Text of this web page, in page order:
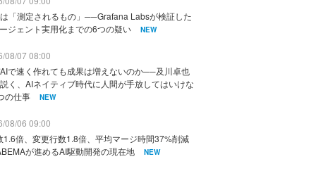
「測定されるもの」──Grafana Labsが検証した
ジェント実用化までの6つの疑い
NEW
08/07 08:00
で速く作れても成果は増えないのか──及川卓也
く、AIネイティブ時代に人間が手放してはいけな
の仕事
NEW
08/06 09:00
1.6倍、変更行数1.8倍、平均マージ時間37%削減
が進めるAI駆動開発の現在地
NEW